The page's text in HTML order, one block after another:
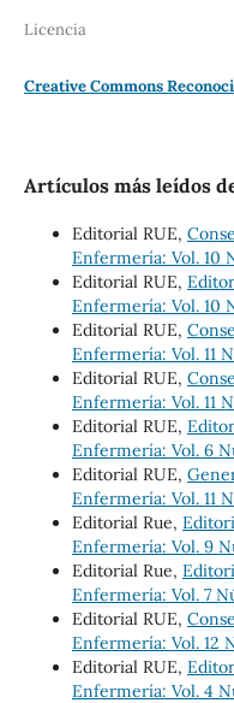
Licencia
Creative Commons
Artículos más leídos
Editorial RUE,
Enfermería: Vol. 10
Editorial RUE,
Enfermería: Vol. 10
Editorial RUE,
Enfermería: Vol. 11
Editorial RUE,
Enfermería: Vol. 11
Editorial RUE,
Enfermería: Vol. 6
Editorial RUE,
Enfermería: Vol. 11
Editorial Rue,
Enfermería: Vol. 9
Editorial Rue,
Enfermería: Vol. 7
Editorial RUE,
Enfermería: Vol. 12
Editorial RUE,
Enfermería: Vol. 4